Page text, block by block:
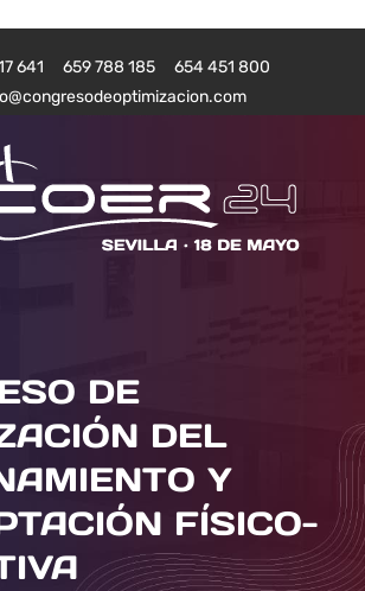
641 659 788 185
654 451 800
DE
DEL
Y
FÍSICO-